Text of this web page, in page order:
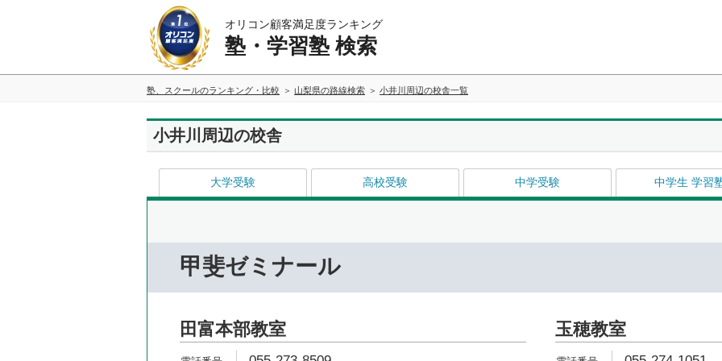
オリコン顧客満足度ランキング
塾・学習塾 検索
塾、スクールのランキング・比較 山梨県の路線検索 小井川周辺の校舎一覧
小井川周辺の校舎
大学受験 高校受験 中学受験 中学生 学習
甲斐ゼミナール
田富本部教室 玉穂教室